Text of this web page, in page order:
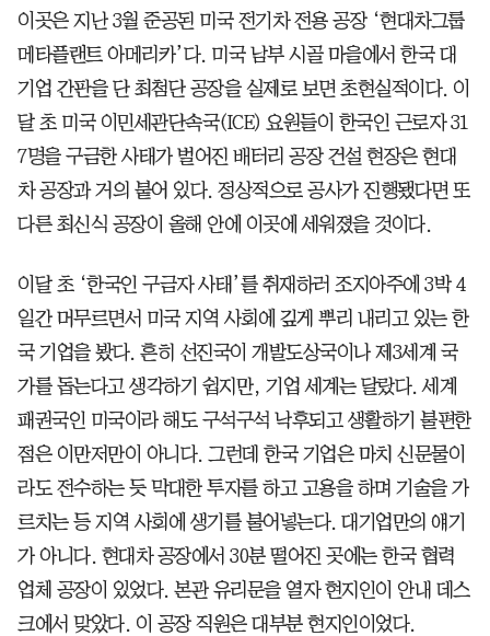
이곳은 지난 3월 준공된 미국 전기차 전용 공장 ‘현대차그룹
메타플랜트 아메리카’다. 미국 남부 시골 마을에서 한국 대
기업 간판을 단 최첨단 공장을 실제로 보면 초현실적이다. 이
달 초 미국 이민세관단속국(ICE) 요원들이 한국인 근로자 31
7명을 구금한 사태가 벌어진 배터리 공장 건설 현장은 현대
차 공장과 거의 붙어 있다. 정상적으로 공사가 진행됐다면 또
다른 최신식 공장이 올해 안에 이곳에 세워졌을 것이다.
이달 초 ‘한국인 구금자 사태’를 취재하러 조지아주에 3박 4
일간 머무르면서 미국 지역 사회에 깊게 뿌리 내리고 있는 한
국 기업을 봤다. 흔히 선진국이 개발도상국이나 제3세계 국
가를 돕는다고 생각하기 쉽지만, 기업 세계는 달랐다. 세계
패권국인 미국이라 해도 구석구석 낙후되고 생활하기 불편한
점은 이만저만이 아니다. 그런데 한국 기업은 마치 신문물이
라도 전수하는 듯 막대한 투자를 하고 고용을 하며 기술을 가
르치는 등 지역 사회에 생기를 불어넣는다. 대기업만의 얘기
가 아니다. 현대차 공장에서 30분 떨어진 곳에는 한국 협력
업체 공장이 있었다. 본관 유리문을 열자 현지인이 안내 데스
크에서 맞았다. 이 공장 직원은 대부분 현지인이었다.